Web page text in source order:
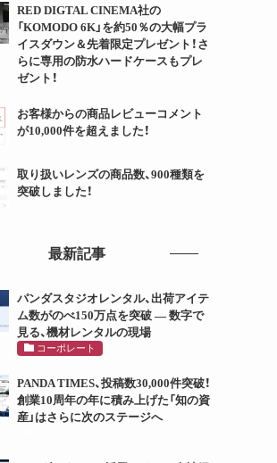
RED DIGTAL CINEMA社の
「KOMODO 6K」を約50％の大幅プラ
イスダウン＆先着限定プレゼント！さ
らに専用の防水ハードケースもプレ
ゼント！
お客様からの商品レビューコメント
が10,000件を超えました！
取り扱いレンズの商品数、900種類を
突破しました！
最新記事
パンダスタジオレンタル、出荷アイテ
ム数がのべ150万点を突破 ― 数字で
見る、機材レンタルの現場
コーポレート
PANDA TIMES、投稿数30,000件突破！
創業10周年の年に積み上げた「知の資
産」はさらに次のステージへ